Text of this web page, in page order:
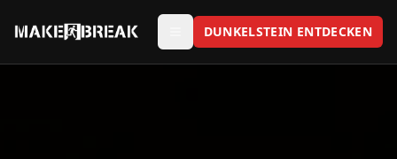
DUNKELSTEIN ENTDECKEN